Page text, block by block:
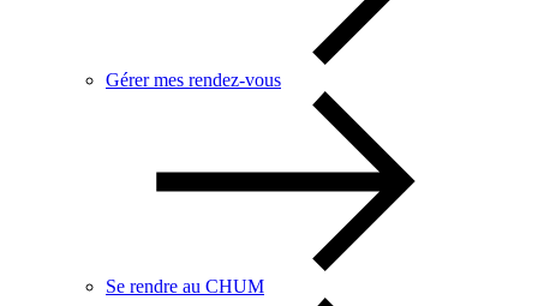
Gérer mes rendez-vous
Se rendre au CHUM